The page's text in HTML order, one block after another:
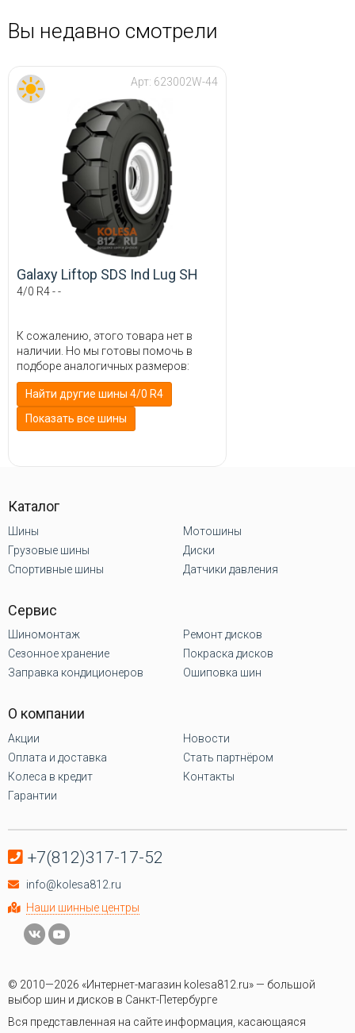
Вы недавно смотрели
Арт: 623002W-44
Galaxy Liftop SDS Ind Lug SH
4/0 R4 - -
К сожалению, этого товара нет в
наличии. Но мы готовы помочь в
подборе аналогичных размеров:
Найти другие шины 4/0 R4
Показать все шины
Каталог
Шины
Грузовые шины
Спортивные шины
Мотошины
Диски
Датчики давления
Сервис
Шиномонтаж
Сезонное хранение
Заправка кондиционеров
Ремонт дисков
Покраска дисков
Ошиповка шин
О компании
Акции
Оплата и доставка
Колеса в кредит
Гарантии
Новости
Стать партнёром
Контакты
+7(812)317-17-52
info@kolesa812.ru
Наши шинные центры
© 2010—2026 «Интернет-магазин kolesa812.ru» — большой
выбор шин и дисков в Санкт-Петербурге
Вся представленная на сайте информация, касающаяся